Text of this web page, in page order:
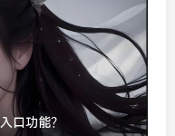
口功能？